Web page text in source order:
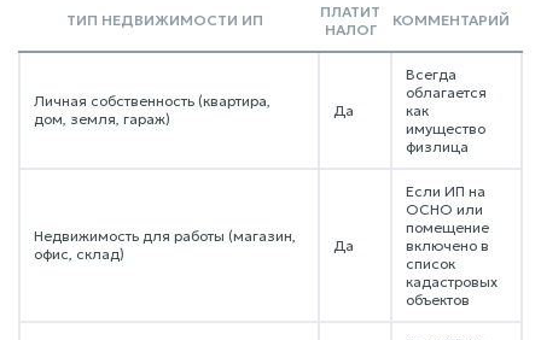
ТИП НЕДВИЖИМОСТИ ИП
ПЛАТИТ
НАЛОГ
КОММЕНТАРИЙ
Личная собственность (квартира,
дом, земля, гараж)
Да
Всегда
облагается
как
имущество
физлица
Недвижимость для работы (магазин,
офис, склад)
Да
Если ИП на
ОСНО или
помещение
включено в
список
кадастровых
объектов